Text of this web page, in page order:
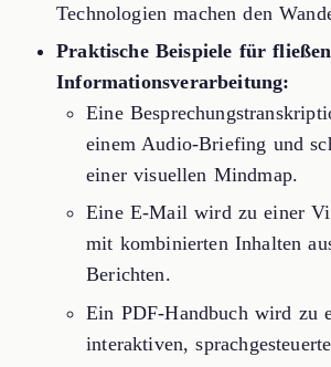
Technologien machen den
Praktische Beispiele für
Informationsverarbeitung:
Eine
einem Audio-Briefing und
einer visuellen Mindmap.
Eine E-Mail wird zu einer
mit kombinierten Inhalten
Berichten.
Ein PDF-Handbuch wird zu
interaktiven,